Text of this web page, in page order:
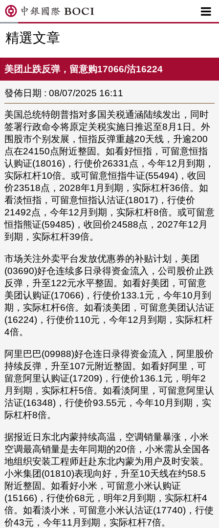

精選文章
美团止跌反弹，留意购17066/沽16224
發佈日期 : 08/07/2025 16:11
美国总统特朗普指对多国关税通涵陆续发出，同时
签署行政命令将原定关税实施日推迟至8月1日。外
围股市个别发展，恒指反弹重越20天线，升逾200
点在24150点附近整固。如看好恒指，可留意恒指
认购证(18016)，行使价26331点，今年12月到期，
实际杠杆10倍。或可留意恒指牛证(55494)，收回
价23518点，2028年1月到期，实际杠杆36倍。如
看淡恒指，可留意恒指认沽证(18017)，行使价
21492点，今年12月到期，实际杠杆8倍。或可留意
恒指熊证(59485)，收回价24588点，2027年12月
到期，实际杠杆39倍。
市场关注外卖平台发放优惠券的补贴计划，美团
(03690)好仓连续多日录得资金流入，公司股价止跌
反弹，升至122元水平整固。如看好美团，可留意
美团认购证(17066)，行使价133.1元，今年10月到
期，实际杠杆6倍。如看淡美团，可留意美团认沽证
(16224)，行使价110元，今年12月到期，实际杠杆
4倍。
阿里巴巴(09988)好仓连日录得资金流入，阿里股价
持续反弹，升至107元附近整固。如看好阿里，可
留意阿里认购证(17209)，行使价136.1元，明年2
月到期，实际杠杆5倍。如看淡阿里，可留意阿里认
沽证(16348)，行使价93.55元，今年10月到期，实
际杠杆8倍。
据报近日东北内蒙持续高温，空调销量暴涨，小米
空调最高销量是去年同期的20倍，小米需从全国各
地组织安装工程师赶赴东北内蒙为用户及时安装。
小米集团(01810)表现向好，升至10天线在约58.5
附近整固。如看好小米，可留意小米认购证
(15166)，行使价68元，明年2月到期，实际杠杆4
倍。如看淡小米，可留意小米认沽证(17740)，行使
价43元，今年11月到期，实际杠杆7倍。